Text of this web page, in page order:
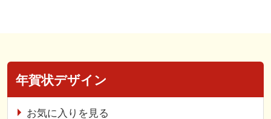
年賀状デザイン
お気に入りを見る